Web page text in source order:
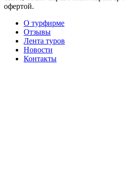
офертой.
О турфирме
Отзывы
Лента туров
Новости
Контакты